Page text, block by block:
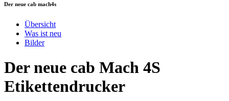
Der neue cab mach4s
Übersicht
Was ist neu
Bilder
Der neue cab Mach 4S
Etikettendrucker